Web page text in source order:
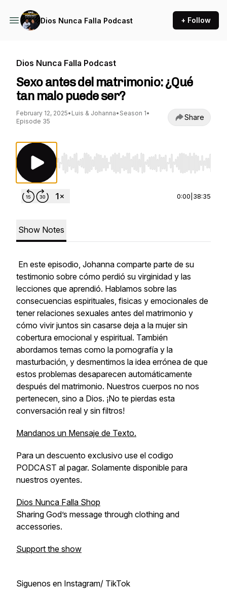
Dios Nunca Falla Podcast + Follow
Dios Nunca Falla Podcast
Sexo antes del matrimonio: ¿Qué
tan malo puede ser?
February 12, 2025• Luis & Johanna• Season 1•
Episode 35
Share
Use Left/Right to seek, Home/End to jump to
0:00 38:35
Show Notes
En este episodio, Johanna comparte parte de su
testimonio sobre cómo perdió su virginidad y las
lecciones que aprendió. Hablamos sobre las
consecuencias espirituales, fisicas y emocionales de
tener relaciones sexuales antes del matrimonio y
cómo vivir juntos sin casarse deja a la mujer sin
cobertura emocional y espiritual. También
abordamos temas como la pornografía y la
masturbación, y desmentimos la idea errónea de que
estos problemas desaparecen automáticamente
después del matrimonio. Nuestros cuerpos no nos
pertenecen, sino a Dios. ¡No te pierdas esta
conversación real y sin filtros!
Mandanos un Mensaje de Texto.
Para un descuento exclusivo use el codigo
PODCAST al pagar. Solamente disponible para
nuestros oyentes.
Dios Nunca Falla Shop
Sharing God’s message through clothing and
accessories.
Support the show
Siguenos en Instagram/ TikTok